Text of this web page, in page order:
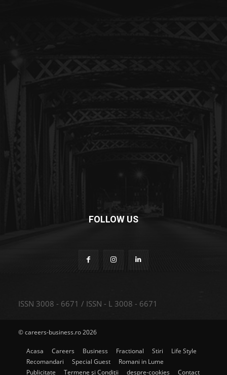
FOLLOW US
ISSN 3008 - 6671 / ISSN - L 3008 - 6671
© careers-business.ro 2026
Acasa Careers Business Fractional Stiri
Life Style
Recomandari
Special Guest
Romani in Lume
Publicitate
Termene și Condiții despre-cookies Contact